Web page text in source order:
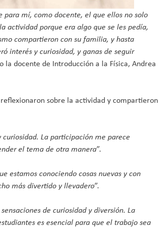
para mí, como docente, el que ellos no solo
actividad porque era algo que se les pedía,
compartieron con su familia, y hasta
interés y curiosidad, y ganas de seguir
la docente de Introducción a la Física, Andrea
reflexionaron sobre la actividad y compartieron
La participación me parece
el tema de otra manera”.
estamos conociendo cosas nuevas y con
más divertido y llevadero”.
de curiosidad y diversión. La
es esencial para que el trabajo sea